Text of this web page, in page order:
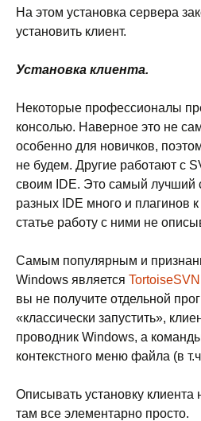
На этом установка сервера
установить клиент.
Установка клиента.
Некоторые профессионалы
консолью. Наверное это не
особенно для новичков,
не будем. Другие работают с
своим IDE. Это самый лучший
разных IDE много и плагинов
статье работу с ними не
Самым популярным и
Windows является TortoiseSVN
вы не получите отдельной
«классически запустить»,
проводник Windows, а
контекстного меню файла (в
Описывать установку клиента
там все элементарно просто.